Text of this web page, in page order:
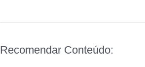
Recomendar Conteúdo: